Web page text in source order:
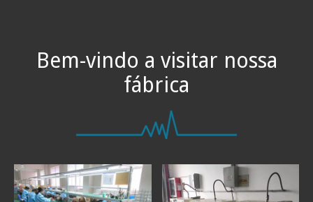
Bem-vindo a visitar nossa
fábrica